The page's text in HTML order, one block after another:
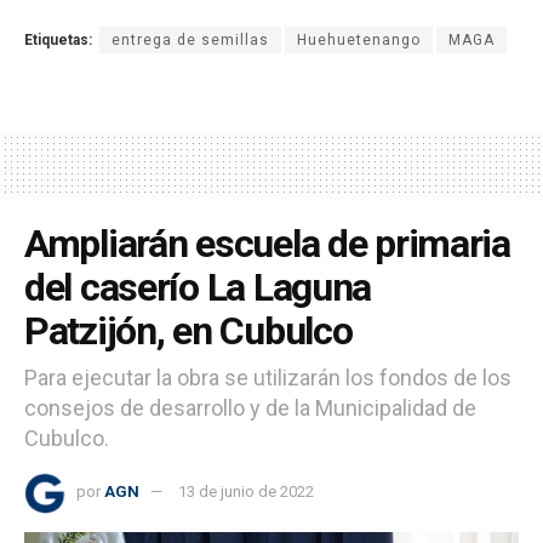
Etiquetas: entrega de semillas Huehuetenango MAGA
Ampliarán escuela de primaria
del caserío La Laguna
Patzijón, en Cubulco
Para ejecutar la obra se utilizarán los fondos de los
consejos de desarrollo y de la Municipalidad de
Cubulco.
por AGN 13 de junio de 2022